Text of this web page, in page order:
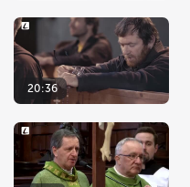
20:36